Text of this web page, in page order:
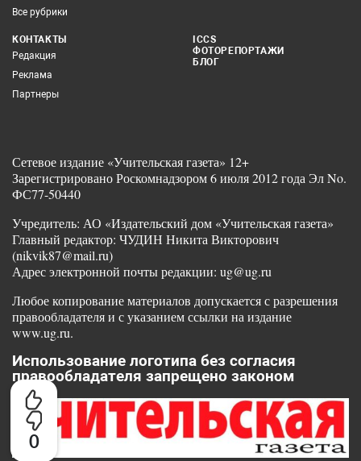
0
Все рубрики
КОНТАКТЫ
Редакция
Реклама
Партнеры
ICCS
ФОТОРЕПОРТАЖИ
БЛОГ
Сетевое издание «Учительская газета» 12+
Зарегистрировано Роскомнадзором 6 июля 2012 года Эл No.
ФС77-50440
Учредитель: АО «Издательский дом «Учительская газета»
Главный редактор: ЧУДИН Никита Викторович
(nikvik87@mail.ru)
Адрес электронной почты редакции: ug@ug.ru
Любое копирование материалов допускается с разрешения
правообладателя и с указанием ссылки на издание
www.ug.ru.
Использование логотипа без согласия
правообладателя запрещено законом